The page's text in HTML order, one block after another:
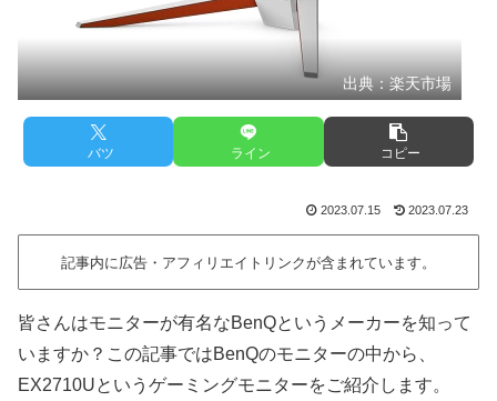
出典：楽天市場
バツ ライン コピー
2023.07.15 2023.07.23
記事内に広告・アフィリエイトリンクが含まれています。
皆さんはモニターが有名なBenQというメーカーを知って
いますか？この記事ではBenQのモニターの中から、
EX2710Uというゲーミングモニターをご紹介します。